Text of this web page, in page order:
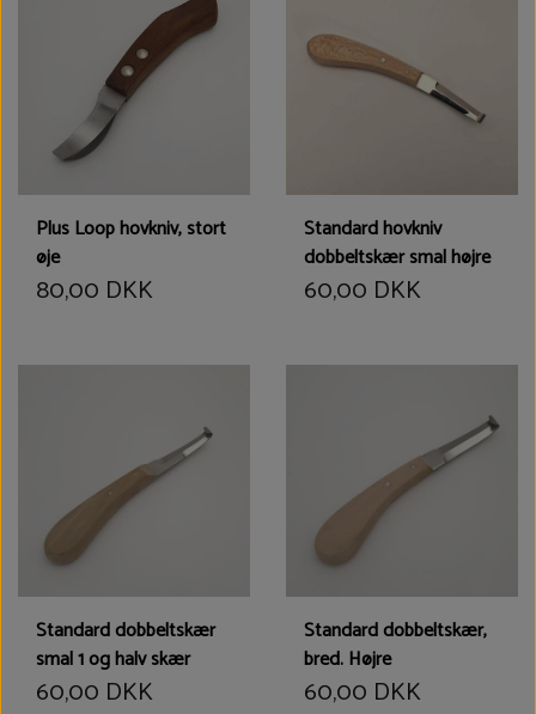
Plus Loop hovkniv, stort
øje
80,00 DKK
Standard hovkniv
dobbeltskær smal højre
60,00 DKK
Standard dobbeltskær
smal 1 og halv skær
60,00 DKK
Standard dobbeltskær,
bred. Højre
60,00 DKK